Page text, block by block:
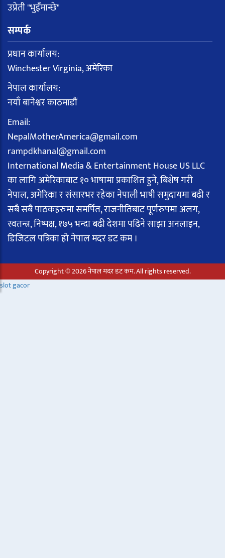
उप्रेती "भुइँमान्छे"
सम्पर्क
प्रधान कार्यालय:
Winchester Virginia, अमेरिका
नेपाल कार्यालय:
नयाँ बानेश्वर काठमाडौं
Email:
NepalMotherAmerica@gmail.com
rampdkhanal@gmail.com
International Media & Entertainment House US LLC
का लागि अमेरिकाबाट १० भाषामा प्रकाशित हुने, बिशेष गरी
नेपाल, अमेरिका र संसारभर रहेका नेपाली भाषी समुदायमा बढी र
सबै सबै पाठकहरुमा समर्पित, राजनीतिबाट पूर्णरुपमा अलग,
स्वतन्त्र, निष्पक्ष, १७५ भन्दा बढी देशमा पढिने साझा अनलाइन,
डिजिटल पत्रिका हो नेपाल मदर डट कम ।
Copyright © 2026 नेपाल मदर डट कम. All rights reserved.
slot gacor